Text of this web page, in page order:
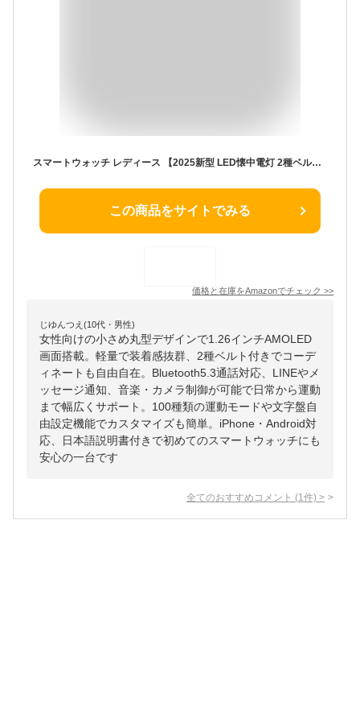
スマートウォッチ レディース 【2025新型 LED懐中電灯 2種ベルト付き】 丸型 小さめ 1.26インチAMOLED Smart Watch 軽量 女性 Bluetooth5.3通話機能付き LINE/メッセージ通知 100種類運動モード 音楽 カメラ制御 文字盤自由設定 iphone アンドロイド対応 日本語説明書付き
この商品をサイトでみる
価格と在庫をAmazonでチェック >>
じゆんつえ(10代・男性)
女性向けの小さめ丸型デザインで1.26インチAMOLED
画面搭載。軽量で装着感抜群、2種ベルト付きでコーデ
ィネートも自由自在。Bluetooth5.3通話対応、LINEやメ
ッセージ通知、音楽・カメラ制御が可能で日常から運動
まで幅広くサポート。100種類の運動モードや文字盤自
由設定機能でカスタマイズも簡単。iPhone・Android対
応、日本語説明書付きで初めてのスマートウォッチにも
安心の一台です
全てのおすすめコメント (1 件) >